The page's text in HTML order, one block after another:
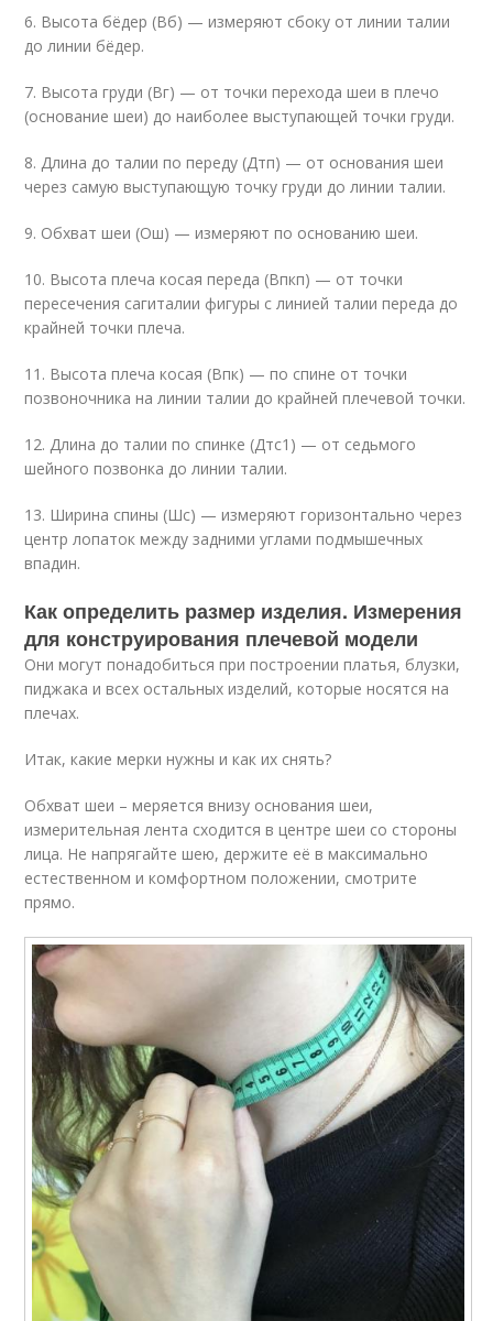
6. Высота бёдер (Вб) — измеряют сбоку от линии талии
до линии бёдер.
7. Высота груди (Вг) — от точки перехода шеи в плечо
(основание шеи) до наиболее выступающей точки груди.
8. Длина до талии по переду (Дтп) — от основания шеи
через самую выступающую точку груди до линии талии.
9. Обхват шеи (Ош) — измеряют по основанию шеи.
10. Высота плеча косая переда (Впкп) — от точки
пересечения сагиталии фигуры с линией талии переда до
крайней точки плеча.
11. Высота плеча косая (Впк) — по спине от точки
позвоночника на линии талии до крайней плечевой точки.
12. Длина до талии по спинке (Дтс1) — от седьмого
шейного позвонка до линии талии.
13. Ширина спины (Шс) — измеряют горизонтально через
центр лопаток между задними углами подмышечных
впадин.
Как определить размер изделия. Измерения
для конструирования плечевой модели
Они могут понадобиться при построении платья, блузки,
пиджака и всех остальных изделий, которые носятся на
плечах.
Итак, какие мерки нужны и как их снять?
Обхват шеи – меряется внизу основания шеи,
измерительная лента сходится в центре шеи со стороны
лица. Не напрягайте шею, держите её в максимально
естественном и комфортном положении, смотрите
прямо.